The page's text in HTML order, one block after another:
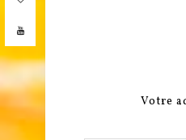
Votre